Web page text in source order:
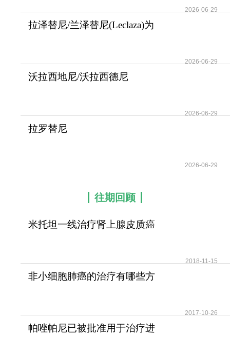
2026-06-29
拉泽替尼/兰泽替尼(Leclaza)为
2026-06-29
沃拉西地尼/沃拉西德尼
2026-06-29
拉罗替尼
2026-06-29
往期回顾
米托坦一线治疗肾上腺皮质癌
2018-11-15
非小细胞肺癌的治疗有哪些方
2017-10-26
帕唑帕尼已被批准用于治疗进